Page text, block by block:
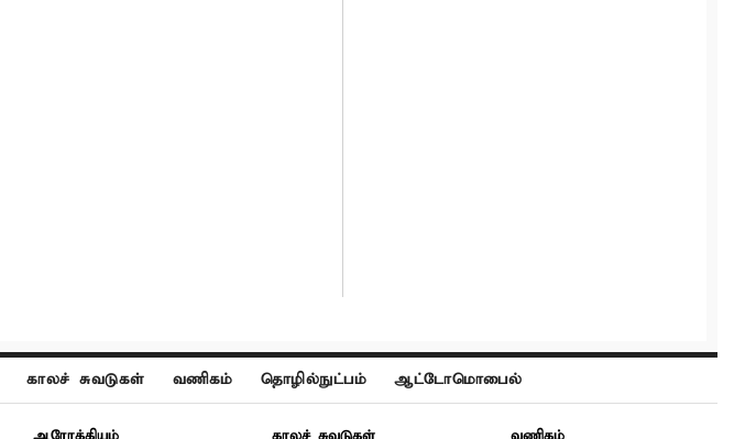
காலச் சுவடுகள் வணிகம் தொழில்நுட்பம் ஆட்டோமொபைல்